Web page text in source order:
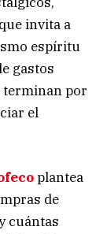
invita a
espíritu
gastos
terminan por
el
plantea
de
cuántas